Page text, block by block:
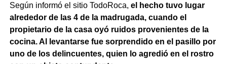
Según informó el sitio TodoRoca, el hecho tuvo lugar
alrededor de las 4 de la madrugada, cuando el
propietario de la casa oyó ruidos provenientes de la
cocina. Al levantarse fue sorprendido en el pasillo por
uno de los delincuentes, quien lo agredió en el rostro